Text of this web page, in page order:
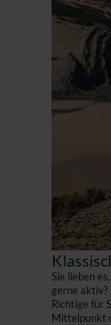
Sie lieben
gerne aktiv?
Richtige für
Mittelpunkt